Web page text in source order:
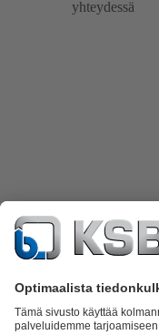
yhteydessä